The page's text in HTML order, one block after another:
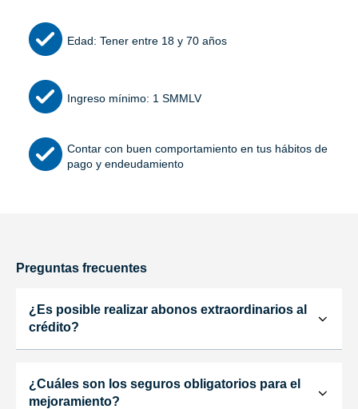
Edad: Tener entre 18 y 70 años
Ingreso mínimo: 1 SMMLV
Contar con buen comportamiento en tus hábitos de
pago y endeudamiento
Preguntas frecuentes
¿Es posible realizar abonos extraordinarios al
crédito?
¿Cuáles son los seguros obligatorios para el
mejoramiento?